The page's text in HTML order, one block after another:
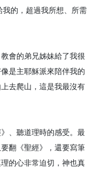
的，超過我所想、所需
會的弟兄姊妹給了我很
是主耶穌派來陪伴我的
去爬山，這是我最沒有
、聽道理時的感受。最
翻《聖經》，還要寫筆
的心非常迫切，神也真